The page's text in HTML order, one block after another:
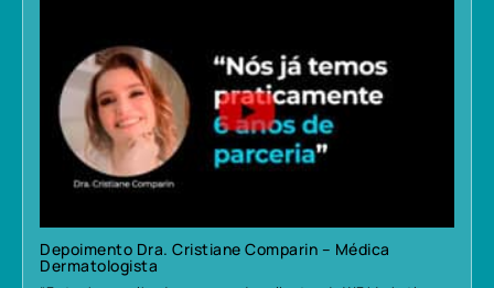
Depoimento Dra. Cristiane Comparin – Médica
Dermatologista